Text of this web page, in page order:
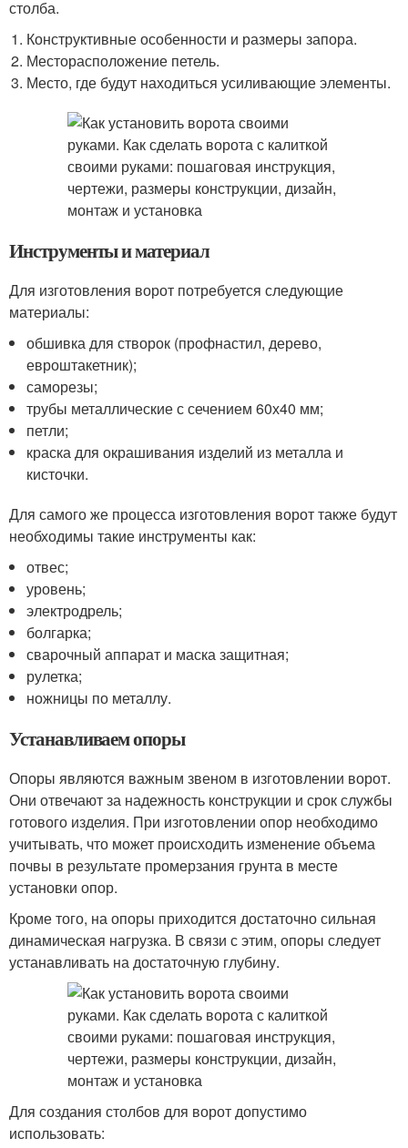
столба.
Конструктивные особенности и размеры запора.
Месторасположение петель.
Место, где будут находиться усиливающие элементы.
Инструменты и материал
Для изготовления ворот потребуется следующие
материалы:
обшивка для створок (профнастил, дерево,
евроштакетник);
саморезы;
трубы металлические с сечением 60х40 мм;
петли;
краска для окрашивания изделий из металла и
кисточки.
Для самого же процесса изготовления ворот также будут
необходимы такие инструменты как:
отвес;
уровень;
электродрель;
болгарка;
сварочный аппарат и маска защитная;
рулетка;
ножницы по металлу.
Устанавливаем опоры
Опоры являются важным звеном в изготовлении ворот.
Они отвечают за надежность конструкции и срок службы
готового изделия. При изготовлении опор необходимо
учитывать, что может происходить изменение объема
почвы в результате промерзания грунта в месте
установки опор.
Кроме того, на опоры приходится достаточно сильная
динамическая нагрузка. В связи с этим, опоры следует
устанавливать на достаточную глубину.
Для создания столбов для ворот допустимо
использовать: